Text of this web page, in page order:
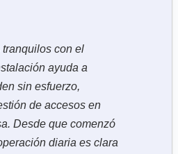
con el
ayuda a
sin esfuerzo,
de accesos en
Desde que comenzó
diaria es clara